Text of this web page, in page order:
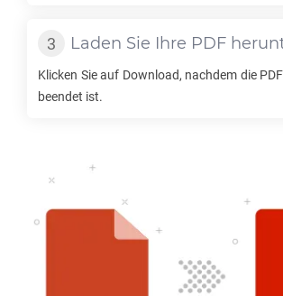
Laden Sie Ihre PDF
Klicken Sie auf Download, nachdem die PDF
beendet ist.